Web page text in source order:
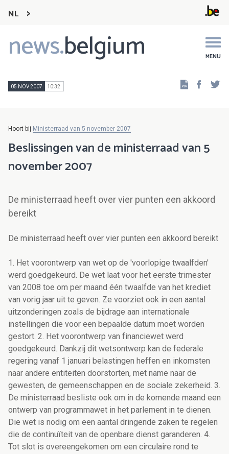
NL
news.belgium MENU
Main
navigation
05 NOV 2007 10:32
Hoort bij Ministerraad van 5 november 2007
Beslissingen van de ministerraad van 5
november 2007
De ministerraad heeft over vier punten een akkoord
bereikt
De ministerraad heeft over vier punten een akkoord bereikt
1. Het voorontwerp van wet op de 'voorlopige twaalfden'
werd goedgekeurd. De wet laat voor het eerste trimester
van 2008 toe om per maand één twaalfde van het krediet
van vorig jaar uit te geven. Ze voorziet ook in een aantal
uitzonderingen zoals de bijdrage aan internationale
instellingen die voor een bepaalde datum moet worden
gestort. 2. Het voorontwerp van financiewet werd
goedgekeurd. Dankzij dit wetsontwerp kan de federale
regering vanaf 1 januari belastingen heffen en inkomsten
naar andere entiteiten doorstorten, met name naar de
gewesten, de gemeenschappen en de sociale zekerheid. 3.
De ministerraad besliste ook om in de komende maand een
ontwerp van programmawet in het parlement in te dienen.
Die wet is nodig om een aantal dringende zaken te regelen
die de continuïteit van de openbare dienst garanderen. 4.
Tot slot is overeengekomen om een circulaire rond te